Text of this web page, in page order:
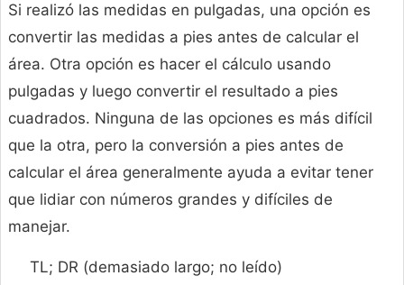
Si realizó las medidas en pulgadas, una opción es
convertir las medidas a pies antes de calcular el
área. Otra opción es hacer el cálculo usando
pulgadas y luego convertir el resultado a pies
cuadrados. Ninguna de las opciones es más difícil
que la otra, pero la conversión a pies antes de
calcular el área generalmente ayuda a evitar tener
que lidiar con números grandes y difíciles de
manejar.
TL; DR (demasiado largo; no leído)